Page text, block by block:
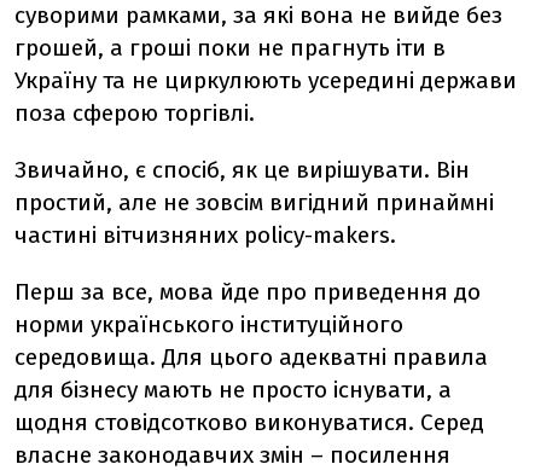
суворими рамками, за які вона не вийде без
грошей, а гроші поки не прагнуть іти в
Україну та не циркулюють усередині держави
поза сферою торгівлі.
Звичайно, є спосіб, як це вирішувати. Він
простий, але не зовсім вигідний принаймні
частині вітчизняних policy-makers.
Перш за все, мова йде про приведення до
норми українського інституційного
середовища. Для цього адекватні правила
для бізнесу мають не просто існувати, а
щодня стовідсотково виконуватися. Серед
власне законодавчих змін – посилення